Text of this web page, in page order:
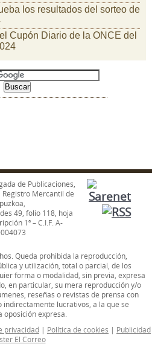
los resultados del sorteo de
Cupón Diario de la ONCE del
de Publicaciones,
Registro Mercantil de
49, folio 118, hoja
1ª – C.I.F. A-
Queda prohibida la reproducción,
y utilización, total o parcial, de los
forma o modalidad, sin previa, expresa
en particular, su mera reproducción y/o
reseñas o revistas de prensa con
lucrativos, a la que se
oposición expresa.
privacidad | Política de cookies | Publicidad
El Correo